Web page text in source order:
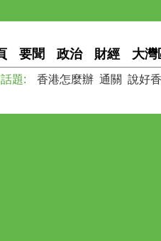
要聞 政治 財經 大灣
題: 香港怎麼辦 通關 說好